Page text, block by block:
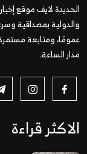
الحديدة لايف موقع
والدولية بمصداقية
عمومًا، ومتابعة
مدار الساعة.
الاكثر قراءة